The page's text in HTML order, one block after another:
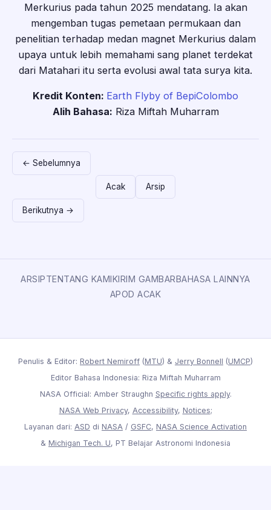
Merkurius pada tahun 2025 mendatang. Ia akan
mengemban tugas pemetaan permukaan dan
penelitian terhadap medan magnet Merkurius dalam
upaya untuk lebih memahami sang planet terdekat
dari Matahari itu serta evolusi awal tata surya kita.
Kredit Konten: Earth Flyby of BepiColombo
Alih Bahasa: Riza Miftah Muharram
← Sebelumnya
Acak Arsip
Berikutnya →
ARSIPTENTANG KAMIKIRIM GAMBARBAHASA LAINNYA
APOD ACAK
Penulis & Editor: Robert Nemiroff (MTU) & Jerry Bonnell (UMCP)
Editor Bahasa Indonesia: Riza Miftah Muharram
NASA Official: Amber Straughn Specific rights apply.
NASA Web Privacy, Accessibility, Notices;
Layanan dari: ASD di NASA / GSFC, NASA Science Activation
& Michigan Tech. U, PT Belajar Astronomi Indonesia